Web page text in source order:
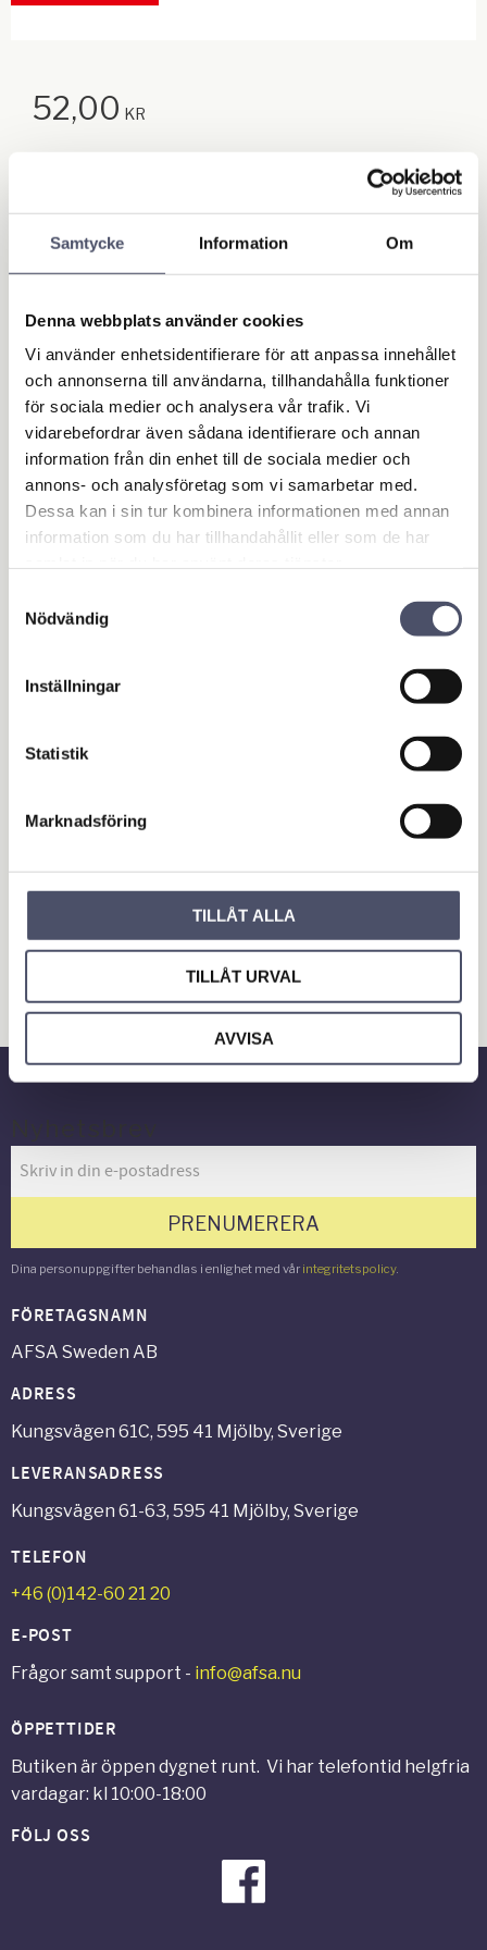
Samtycke Information Om
Denna webbplats använder cookies
Vi använder enhetsidentifierare för att anpassa innehållet
och annonserna till användarna, tillhandahålla funktioner
för sociala medier och analysera vår trafik. Vi
vidarebefordrar även sådana identifierare och annan
information från din enhet till de sociala medier och
annons- och analysföretag som vi samarbetar med.
Dessa kan i sin tur kombinera informationen med annan
information som du har tillhandahållit eller som de har
Nödvändig
Inställningar
Statistik
Marknadsföring
TILLÅT ALLA
TILLÅT URVAL
AVVISA
52,00 KR
st
KÖP
Lagerstatus
Beställningsvara
Ge ett omdöme!
Omdömen
Du
Garage- & Fordonsutrustning
Hus & Hem
PRENUMERERA
Dina personuppgifter behandlas i enlighet med vår integritetspolicy.
FÖRETAGSNAMN
AFSA Sweden AB
ADRESS
Kungsvägen 61C, 595 41 Mjölby, Sverige
LEVERANSADRESS
Kungsvägen 61-63, 595 41 Mjölby, Sverige
TELEFON
+46 (0)142-60 21 20
E-POST
Frågor samt support - info@afsa.nu
ÖPPETTIDER
Butiken är öppen dygnet runt. Vi har telefontid helgfria
vardagar: kl 10:00-18:00
FÖLJ OSS